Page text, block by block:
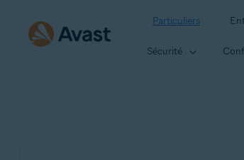
Particuliers
Sécurité